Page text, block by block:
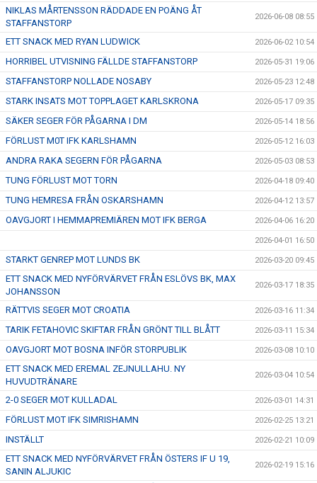
NIKLAS MÅRTENSSON RÄDDADE EN POÄNG ÅT
STAFFANSTORP
2026-06-08 08:55
ETT SNACK MED RYAN LUDWICK 2026-06-02 10:54
HORRIBEL UTVISNING FÄLLDE STAFFANSTORP 2026-05-31 19:06
STAFFANSTORP NOLLADE NOSABY 2026-05-23 12:48
STARK INSATS MOT TOPPLAGET KARLSKRONA 2026-05-17 09:35
SÄKER SEGER FÖR PÅGARNA I DM 2026-05-14 18:56
FÖRLUST M0T IFK KARLSHAMN 2026-05-12 16:03
ANDRA RAKA SEGERN FÖR PÅGARNA 2026-05-03 08:53
TUNG FÖRLUST MOT TORN 2026-04-18 09:40
TUNG HEMRESA FRÅN OSKARSHAMN 2026-04-12 13:57
OAVGJORT I HEMMAPREMIÄREN MOT IFK BERGA 2026-04-06 16:20
2026-04-01 16:50
STARKT GENREP MOT LUNDS BK 2026-03-20 09:45
ETT SNACK MED NYFÖRVÄRVET FRÅN ESLÖVS BK, MAX
JOHANSSON
2026-03-17 18:35
RÄTTVIS SEGER MOT CROATIA 2026-03-16 11:34
TARIK FETAHOVIC SKIFTAR FRÅN GRÖNT TILL BLÅTT 2026-03-11 15:34
OAVGJORT MOT BOSNA INFÖR STORPUBLIK 2026-03-08 10:10
ETT SNACK MED EREMAL ZEJNULLAHU. NY
HUVUDTRÄNARE
2026-03-04 10:54
2-0 SEGER MOT KULLADAL 2026-03-01 14:31
FÖRLUST MOT IFK SIMRISHAMN 2026-02-25 13:21
INSTÄLLT 2026-02-21 10:09
ETT SNACK MED NYFÖRVÄRVET FRÅN ÖSTERS IF U 19,
SANIN ALJUKIC
2026-02-19 15:16